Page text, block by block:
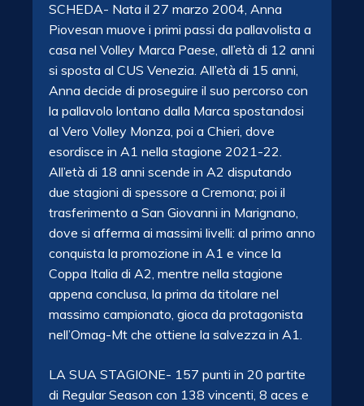
SCHEDA- Nata il 27 marzo 2004, Anna
Piovesan muove i primi passi da pallavolista a
casa nel Volley Marca Paese, all’età di 12 anni
si sposta al CUS Venezia. All’età di 15 anni,
Anna decide di proseguire il suo percorso con
la pallavolo lontano dalla Marca spostandosi
al Vero Volley Monza, poi a Chieri, dove
esordisce in A1 nella stagione 2021-22.
All’età di 18 anni scende in A2 disputando
due stagioni di spessore a Cremona; poi il
trasferimento a San Giovanni in Marignano,
dove si afferma ai massimi livelli: al primo anno
conquista la promozione in A1 e vince la
Coppa Italia di A2, mentre nella stagione
appena conclusa, la prima da titolare nel
massimo campionato, gioca da protagonista
nell’Omag-Mt che ottiene la salvezza in A1.
LA SUA STAGIONE- 157 punti in 20 partite
di Regular Season con 138 vincenti, 8 aces e